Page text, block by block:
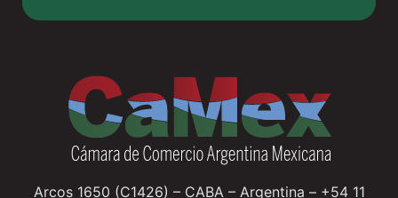
Arcos 1650 (C1426) – CABA – Argentina – +54 11